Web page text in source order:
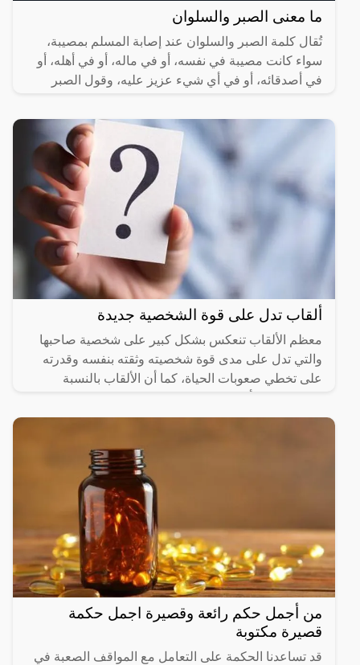
ما معنى الصبر والسلوان
تُقال كلمة الصبر والسلوان عند إصابة المسلم بمصيبة،
سواء كانت مصيبة في نفسه، أو في ماله، أو في أهله، أو
في أصدقائه، أو في أي شيء عزيز عليه، وقول الصبر
ألقاب تدل على قوة الشخصية جديدة
معظم الألقاب تنعكس بشكل كبير على شخصية صاحبها
والتي تدل على مدى قوة شخصيته وثقته بنفسه وقدرته
على تخطي صعوبات الحياة، كما أن الألقاب بالنسبة
من أجمل حكم رائعة وقصيرة اجمل حكمة
قصيرة مكتوبة
قد تساعدنا الحكمة على التعامل مع المواقف الصعبة في